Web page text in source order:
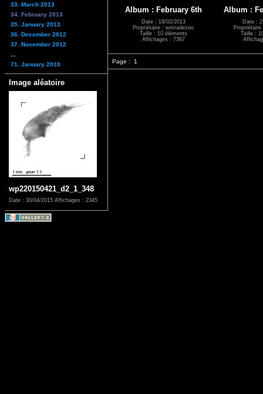
33. March 2013
34. February 2013
35. January 2013
36. December 2012
37. November 2012
71. January 2010
Image aléatoire
wp220150421_d2_1_348
Date : 30/04/2015 Affichages : 2345
Album : February 6th
Date : 18/02/2013
Propriétaire : wmradezoo
Taille : 10 éléments
Affichages : 7367
Album :
Date :
Taille :
Page : 1